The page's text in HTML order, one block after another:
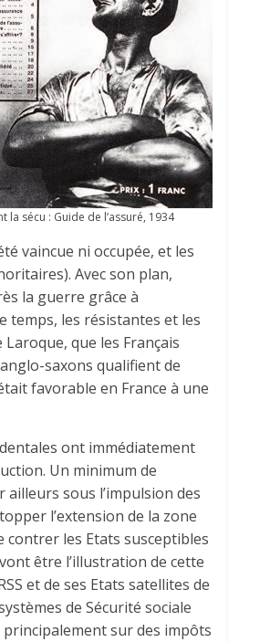
la sécu : Guide de l’assuré, 1934
vaincue ni occupée, et les
Avec son plan,
la guerre grâce à
temps, les résistantes et les
que les Français
saxons qualifient de
favorable en France à une
ont immédiatement
Un minimum de
ailleurs sous l’impulsion des
l’extension de la zone
contrer les Etats susceptibles
être l’illustration de cette
et de ses Etats satellites de
de Sécurité sociale
sur des impôts